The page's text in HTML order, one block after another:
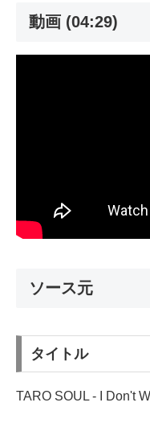
動画 (04:29)
ソース元
タイトル
TARO SOUL - I Don't